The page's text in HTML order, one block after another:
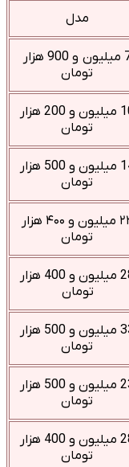
مدل
7 میلیون و 900 هزار
تومان
10 میلیون و 200 هزار
تومان
14 میلیون و 500 هزار
تومان
۲۲ میلیون و ۴۰۰ هزار
تومان
28 میلیون و 400 هزار
تومان
33 میلیون و 500 هزار
تومان
23 میلیون و 500 هزار
تومان
28 میلیون و 400 هزار
تومان